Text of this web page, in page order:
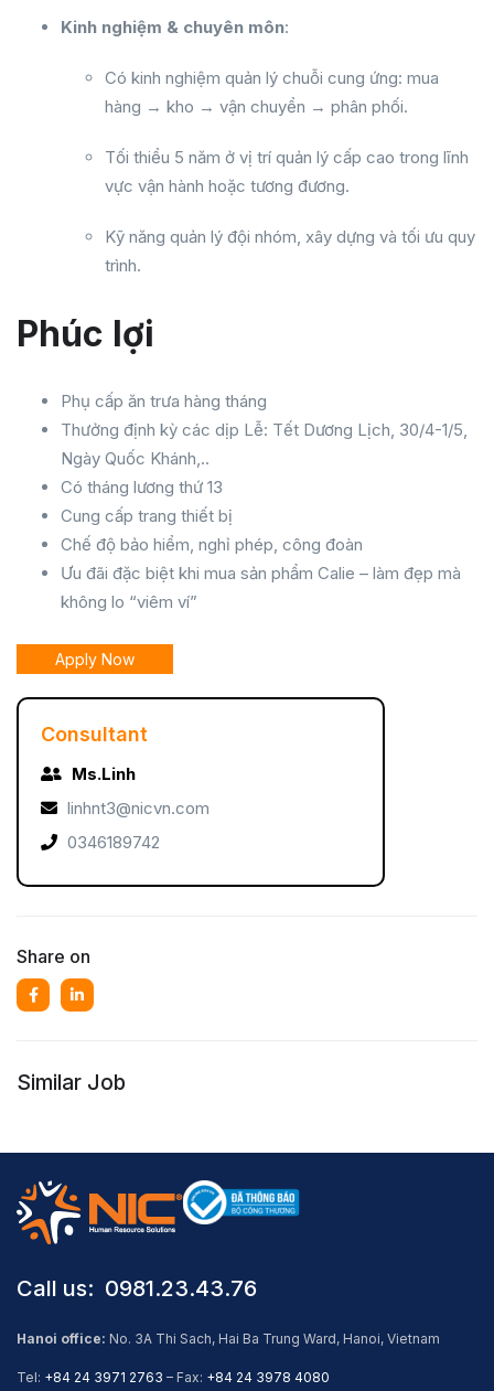
Kinh nghiệm & chuyên môn:
Có kinh nghiệm quản lý chuỗi cung ứng: mua
hàng → kho → vận chuyển → phân phối.
Tối thiểu 5 năm ở vị trí quản lý cấp cao trong lĩnh
vực vận hành hoặc tương đương.
Kỹ năng quản lý đội nhóm, xây dựng và tối ưu quy
trình.
Phúc lợi
Phụ cấp ăn trưa hàng tháng
Thưởng định kỳ các dịp Lễ: Tết Dương Lịch, 30/4-1/5,
Ngày Quốc Khánh,..
Có tháng lương thứ 13
Cung cấp trang thiết bị
Chế độ bảo hiểm, nghỉ phép, công đoàn
Ưu đãi đặc biệt khi mua sản phẩm Calie – làm đẹp mà
không lo “viêm ví”
Apply Now
Consultant
Ms.Linh
linhnt3@nicvn.com
0346189742
Share on
Similar Job
Call us: ​ 0981.23.43.76
Hanoi office: No. 3A Thi Sach, Hai Ba Trung Ward, Hanoi, Vietnam
Tel: +84 24 3971 2763 – Fax: +84 24 3978 4080